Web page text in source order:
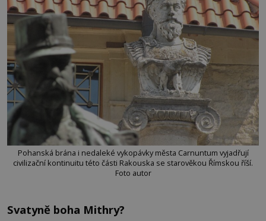
Pohanská brána i nedaleké vykopávky města Carnuntum vyjadřují
civilizační kontinuitu této části Rakouska se starověkou Římskou říší.
Foto autor
Svatyně boha Mithry?